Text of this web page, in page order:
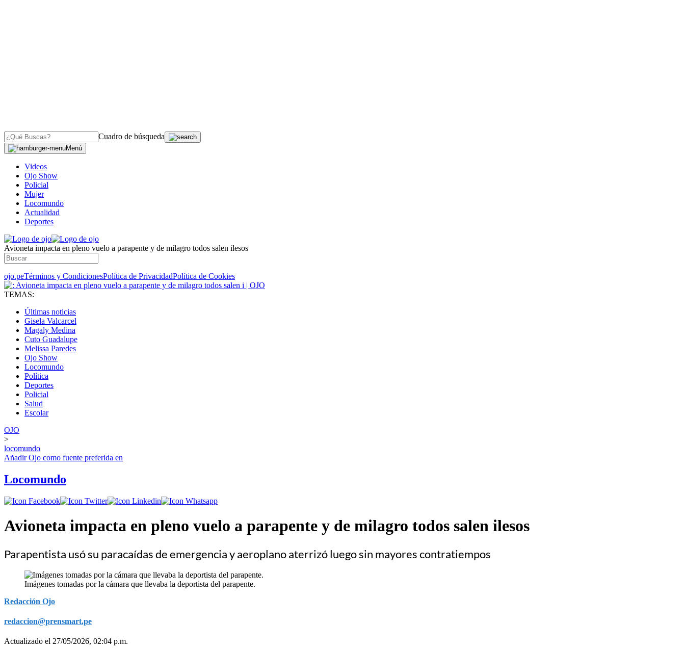
Cuadro de búsqueda
Menú
Videos
Ojo Show
Policial
Mujer
Locomundo
Actualidad
Deportes
Avioneta impacta en pleno vuelo a parapente y de milagro todos salen ilesos
ojo.peTérminos y CondicionesPolítica de PrivacidadPolítica de Cookies
TEMAS:
Últimas noticias
Gisela Valcarcel
Magaly Medina
Cuto Guadalupe
Melissa Paredes
Ojo Show
Locomundo
Política
Deportes
Policial
Salud
Escolar
OJO
>
locomundo
AñadirOjo como fuente preferida en
Locomundo
Avioneta impacta en pleno vuelo a parapente y de milagro todos salen ilesos
Parapentista usó su paracaídas de emergencia y aeroplano aterrizó luego sin mayores contratiempos
Imágenes tomadas por la cámara que llevaba la deportista del parapente.
Redacción Ojo
redaccion@prensmart.pe
Actualizado el 27/05/2026, 02:04 p.m.